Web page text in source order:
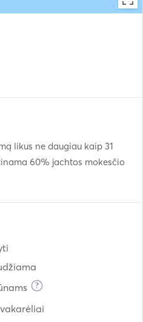
likus ne daugiau kaip 31
60% jachtos mokesčio
?